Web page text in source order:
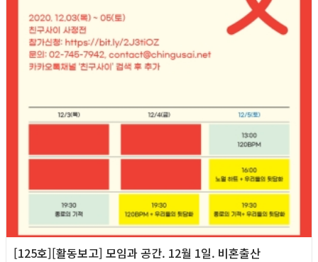
[125호][활동보고] 모임과 공간. 12월 1일. 비혼출산